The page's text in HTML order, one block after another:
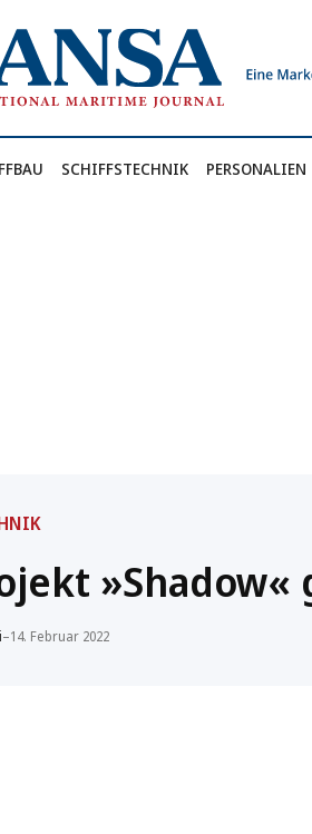
SCHIFFSTECHNIK PERSONALIEN
–14. Februar 2022